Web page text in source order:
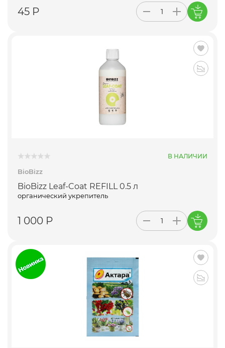
45 Р
В НАЛИЧИИ
BioBizz
BioBizz Leaf-Coat REFILL 0.5 л
органический укрепитель
1 000 Р